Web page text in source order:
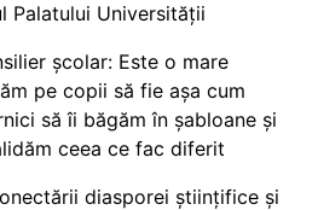
Palatului Universității
școlar: Este o mare
pe copii să fie așa cum
să îi băgăm în șabloane și
ceea ce fac diferit
diasporei științifice și